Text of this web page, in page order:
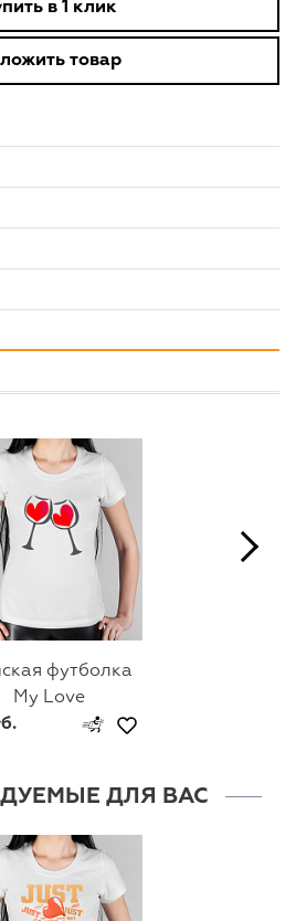
в 1 клик
товар
футболка
My Love
ДЛЯ ВАС